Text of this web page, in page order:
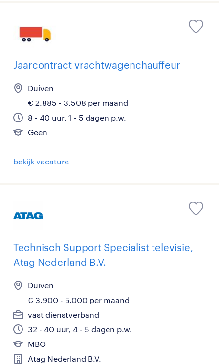
Jaarcontract vrachtwagenchauffeur
Duiven
€ 2.885 - 3.508 per maand
8 - 40 uur, 1 - 5 dagen p.w.
Geen
bekijk vacature
Technisch Support Specialist televisie,
Atag Nederland B.V.
Duiven
€ 3.900 - 5.000 per maand
vast dienstverband
32 - 40 uur, 4 - 5 dagen p.w.
MBO
Atag Nederland B.V.